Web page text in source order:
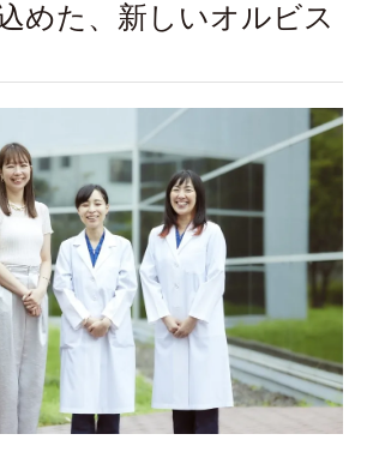
めた、新しいオルビス